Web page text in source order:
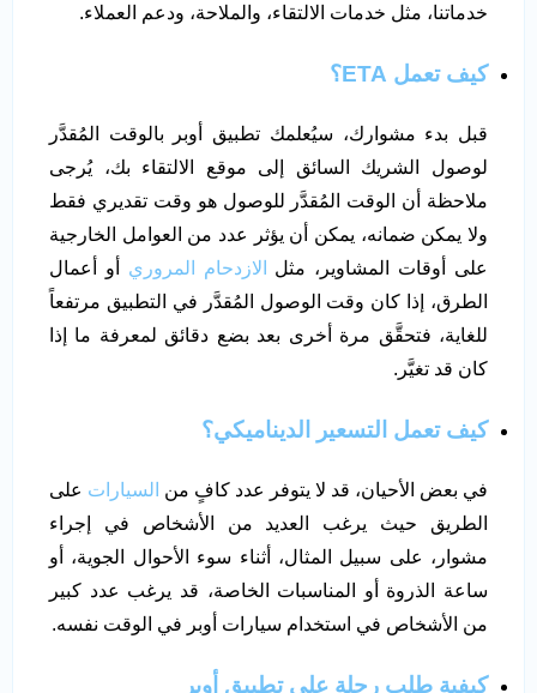
خدماتنا، مثل خدمات الالتقاء، والملاحة، ودعم العملاء.
كيف تعمل ETA؟
قبل بدء مشوارك، سيُعلمك تطبيق أوبر بالوقت المُقدَّر
لوصول الشريك السائق إلى موقع الالتقاء بك، يُرجى
ملاحظة أن الوقت المُقدَّر للوصول هو وقت تقديري فقط
ولا يمكن ضمانه، يمكن أن يؤثر عدد من العوامل الخارجية
على أوقات المشاوير، مثل
الازدحام المروري أو أعمال
الطرق، إذا كان وقت الوصول المُقدَّر في التطبيق مرتفعاً
للغاية، فتحقَّق مرة أخرى بعد بضع دقائق لمعرفة ما إذا
كان قد تغيَّر.
كيف تعمل التسعير الديناميكي؟
في بعض الأحيان، قد لا يتوفر عدد كافٍ من السيارات على
الطريق حيث يرغب العديد من الأشخاص في إجراء
مشوار، على سبيل المثال، أثناء سوء الأحوال الجوية، أو
ساعة الذروة أو المناسبات الخاصة، قد يرغب عدد كبير
من الأشخاص في استخدام سيارات أوبر في الوقت نفسه.
كيفية طلب رحلة على تطبيق أوبر